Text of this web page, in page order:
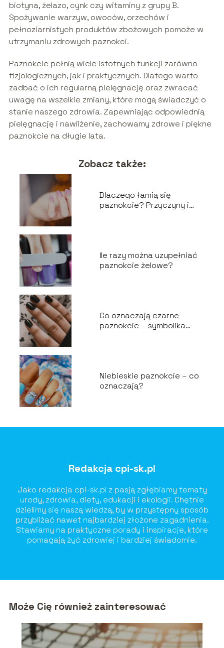
biotyna, żelazo, cynk czy witaminy z grupy B.
Spożywanie warzyw, owoców, orzechów i
pełnoziarnistych produktów zbożowych pomoże w
utrzymaniu zdrowych paznokci.
Paznokcie pełnią wiele istotnych funkcji zarówno
fizjologicznych, jak i praktycznych. Dlatego warto
zadbać o ich regularną pielęgnację oraz zwracać
uwagę na wszelkie zmiany, które mogą świadczyć o
stanie naszego zdrowia. Zapewniając odpowiednią
pielęgnację i nawilżenie, zachowamy zdrowe i piękne
paznokcie na długie lata.
Zobacz także:
Dlaczego łamią się
paznokcie? Przyczyny i
Ile razy można uzupełniać
paznokcie żelowe?
Co oznaczają czarne
paznokcie – symbolika
Niebieskie paznokcie – co
oznaczają?
Redakcja cpi-sk.pl
Jako redakcja cpi-sk.pl z pasją zgłębiamy tematy
urody, zdrowia, diety, edukacji i ekologii. Chętnie
dzielimy się naszą wiedzą, by w przystępny sposób
przybliżać nawet najbardziej złożone zagadnienia.
Stawiamy na praktyczne porady i inspiracje, które
pomagają żyć zdrowiej i bardziej świadomie.
Może Cię również zainteresować